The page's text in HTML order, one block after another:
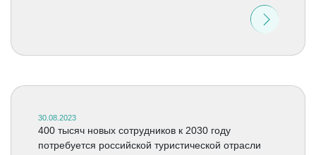
30.08.2023
400 тысяч новых сотрудников к 2030 году
потребуется российской туристической отрасли